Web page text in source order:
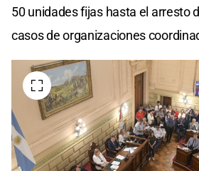
50 unidades fijas hasta el arresto
casos de organizaciones